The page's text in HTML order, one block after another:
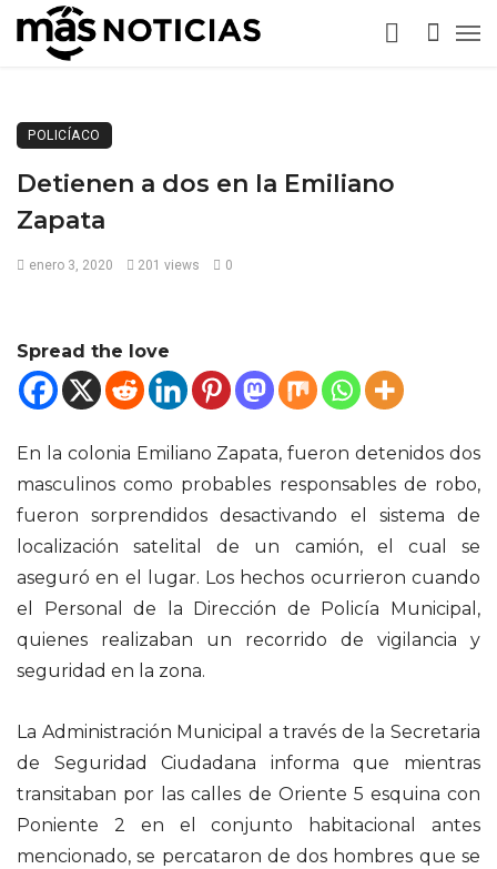
POLICÍACO
Detienen a dos en la Emiliano
Zapata
enero 3, 2020 201 views 0
Spread the love
En la colonia Emiliano Zapata, fueron detenidos dos
masculinos como probables responsables de robo,
fueron sorprendidos desactivando el sistema de
localización satelital de un camión, el cual se
aseguró en el lugar. Los hechos ocurrieron cuando
el Personal de la Dirección de Policía Municipal,
quienes realizaban un recorrido de vigilancia y
seguridad en la zona.
La Administración Municipal a través de la Secretaria
de Seguridad Ciudadana informa que mientras
transitaban por las calles de Oriente 5 esquina con
Poniente 2 en el conjunto habitacional antes
mencionado, se percataron de dos hombres que se